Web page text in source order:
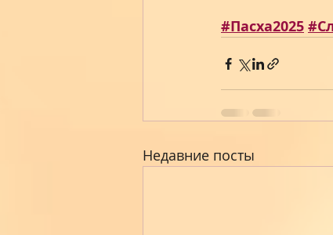
#Пасха2025
Недавние посты